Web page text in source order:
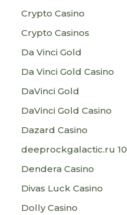
Crypto Casino
Crypto Casinos
Da Vinci Gold
Da Vinci Gold Casino
DaVinci Gold
DaVinci Gold Casino
Dazard Casino
deeprockgalactic.ru 10
Dendera Casino
Divas Luck Casino
Dolly Casino